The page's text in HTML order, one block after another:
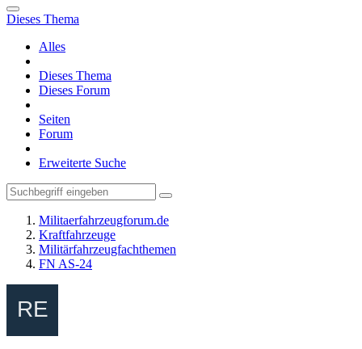
Dieses Thema
Alles
Dieses Thema
Dieses Forum
Seiten
Forum
Erweiterte Suche
Militaerfahrzeugforum.de
Kraftfahrzeuge
Militärfahrzeugfachthemen
FN AS-24